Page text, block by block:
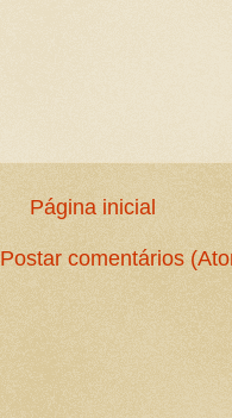
Página inicial
Postar comentários